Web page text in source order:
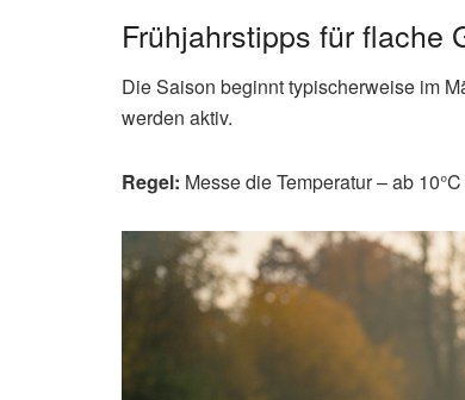
Frühjahrstipps für flache
Die Saison beginnt typischerweise im
werden aktiv.
Regel: Messe die Temperatur – ab